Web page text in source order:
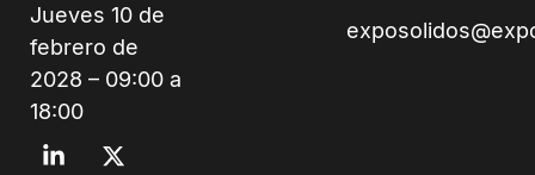
Jueves 10 de
febrero de
2028 – 09:00 a
18:00